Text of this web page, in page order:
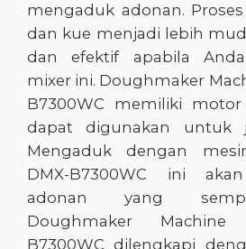
mengaduk adonan.
dan kue menjadi lebih
dan efektif apabila
mixer ini. Doughmaker
B7300WC memiliki
dapat digunakan untuk
Mengaduk dengan
DMX-B7300WC ini
adonan yang
Doughmaker
B7300WC dilengkapi